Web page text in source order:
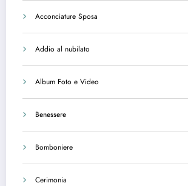
Acconciature Sposa
Addio al nubilato
Album Foto e Video
Benessere
Bomboniere
Cerimonia